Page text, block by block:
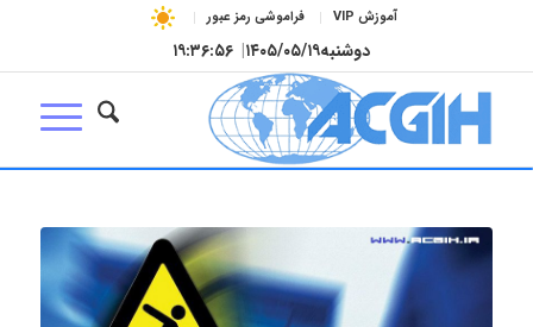
آموزش VIP فراموشی رمز عبور
دوشنبه۱۴۰۵/۰۵/۱۹| ۱۹:۳۶:۵۶